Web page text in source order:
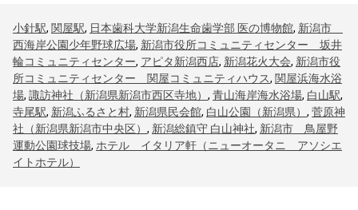
小針駅, 関屋駅, 日本歯科大学新潟生命歯学部 医の博物館, 新潟市
西海岸公園少年野球広場, 新潟市役所コミュニティセンター 坂井
輪コミュニティセンター, アピタ新潟西店, 新潟花火大会, 新潟市役
所コミュニティセンター 関屋コミュニティハウス, 関屋浜海水浴
場, 諏訪神社（新潟県新潟市西区寺地） , 青山海岸海水浴場, 白山駅,
寺尾駅, 新潟ふるさと村, 新潟県民会館, 白山公園（新潟県） , 菅原神
社（新潟県新潟市中央区） , 新潟総鎮守 白山神社, 新潟市 鳥屋野
運動公園球技場, ホテル イタリア軒（ニューオータニ アソシエ
イトホテル）